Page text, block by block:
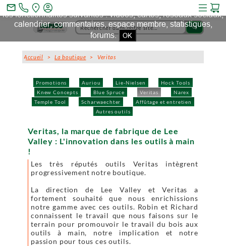
search
Promotions Auriou Lie-Nielsen
Hock Tools
Knew Concepts
Blue Spruce Veritas
Narex
Temple Tool
Scharwaechter
Affûtage et entretien
Autres outils
Accueil >La boutique > Veritas
Veritas, la marque de fabrique de Lee
Valley : L'innovation dans les outils à main
!
Les très réputés outils Veritas intègrent
progressivement notre boutique.
La direction de Lee Valley et Veritas a
fortement souhaité que nous enrichissions
notre gamme avec ces outils. Robin et Richard
connaissent le travail que nous faisons sur le
terrain pour promouvoir le travail du bois aux
outils à main, notre implication et notre
passion pour tous ces outils.
mail_outline
Ce site et des sites tiers qu'il utilise collectent des cookies pour
les fonctionnalités suivantes : vidéos, cartes, réseaux sociaux,
calendrier, commentaires, espace membre, statistiques,
forums. OK